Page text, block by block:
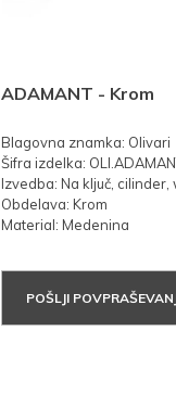
ADAMANT - Krom
Blagovna znamka: Olivari
Šifra izdelka:
Izvedba: Na ključ, cilinder,
Obdelava: Krom
Material: Medenina
POŠLJI